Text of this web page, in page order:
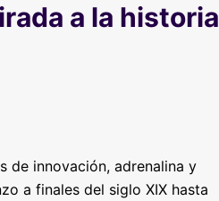
a la historia
de innovación, adrenalina y
a finales del siglo XIX hasta